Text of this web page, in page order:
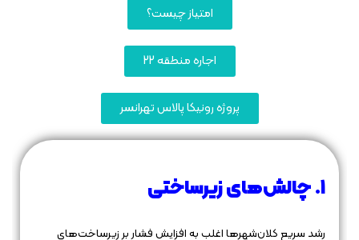
امتیاز چیست؟
اجاره منطقه 22
پروژه رونیکا پالاس تهرانسر
۱. چالش‌های زیرساختی
رشد سریع کلان‌شهرها اغلب به افزایش فشار بر زیرساخت‌های